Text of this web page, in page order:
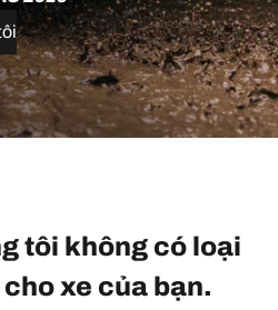
tôi không có loại
xe của bạn.